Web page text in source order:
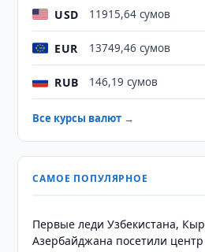
USD 11915,64 сумов
EUR 13749,46 сумов
RUB 146,19 сумов
Все курсы валют →
САМОЕ ПОПУЛЯРНОЕ
Первые леди Узбекистана,
Азербайджана посетили